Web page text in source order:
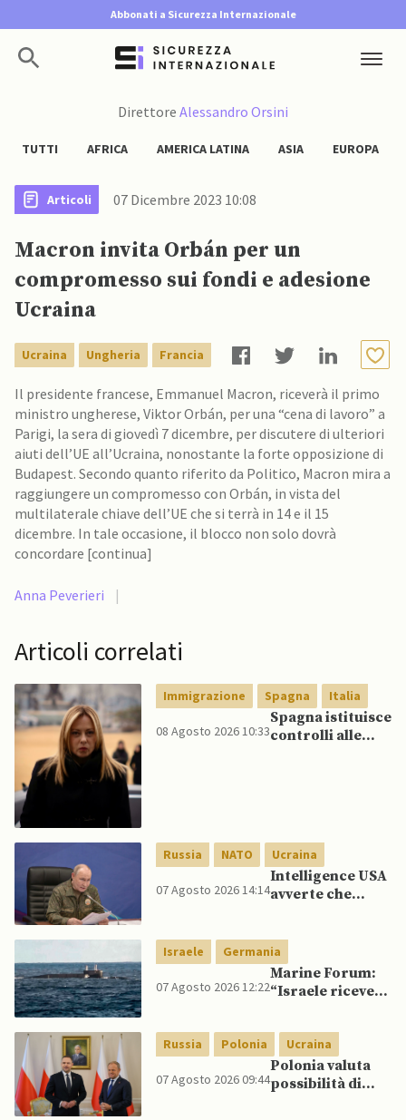
Abbonati a Sicurezza Internazionale
Direttore Alessandro Orsini
TUTTI AFRICA AMERICA LATINA ASIA EUROPA
Articoli 07 Dicembre 2023 10:08
Macron invita Orbán per un
compromesso sui fondi e adesione
Ucraina
Ucraina Ungheria Francia
Il presidente francese, Emmanuel Macron, riceverà il primo
ministro ungherese, Viktor Orbán, per una “cena di lavoro” a
Parigi, la sera di giovedì 7 dicembre, per discutere di ulteriori
aiuti dell’UE all’Ucraina, nonostante la forte opposizione di
Budapest. Secondo quanto riferito da Politico, Macron mira a
raggiungere un compromesso con Orbán, in vista del
multilaterale chiave dell’UE che si terrà in 14 e il 15
dicembre. In tale occasione, il blocco non solo dovrà
concordare [continua]
Anna Peverieri |
Articoli correlati
Immigrazione Spagna Italia
08 Agosto 2026 10:33
Spagna istituisce
controlli alle
spagnoli
Russia NATO Ucraina
07 Agosto 2026 14:14
Intelligence USA
avverte che
mentre è ancora
impegnato in
Ucraina
Israele Germania
07 Agosto 2026 12:22
Marine Forum:
“Israele riceve
Drakon dopo 14
anni”
Russia Polonia Ucraina
07 Agosto 2026 09:44
Polonia valuta
possibilità di